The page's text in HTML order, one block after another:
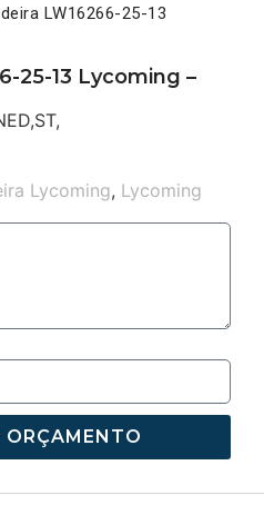
LW16266-25-13
25-13 Lycoming –
Lycoming, Lycoming